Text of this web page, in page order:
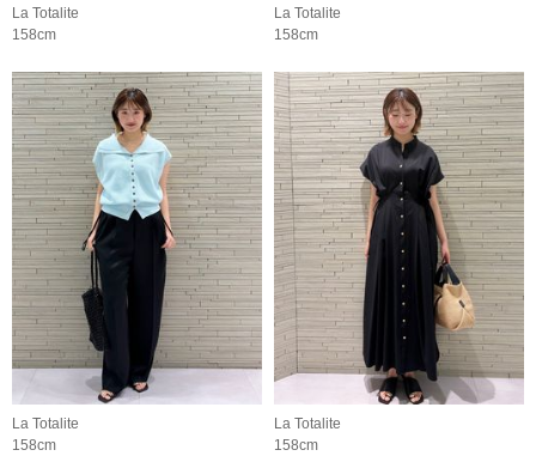
La Totalite
158cm
La Totalite
158cm
La Totalite
158cm
La Totalite
158cm